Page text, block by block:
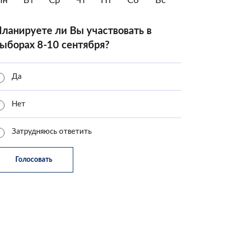
ли Вы участвовать в
8-10 сентября?
Да
Нет
Затрудняюсь ответить